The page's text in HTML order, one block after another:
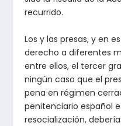
recurrido.
Los y las presas, y en
derecho a diferentes
entre ellos, el tercer
ningún caso que el
pena en régimen
penitenciario español
resocialización,